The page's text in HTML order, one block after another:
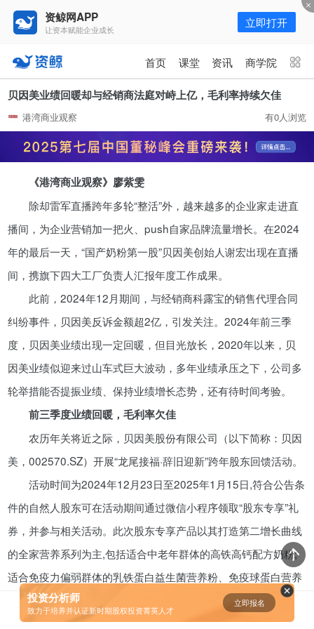
资鲸网APP
让资本赋能企业成长 立即打开
首页 课堂 资讯 商学院
资讯 课堂 直播 商学院
报告 行业峰会
为你推荐
短视频用户规模超2.4亿 商业模式
仍处于探索当中
07-24
跌2300亿，数万股民被血洗
10-18
资鲸精选 | 一分钟简单粗暴秒懂“科
腾讯与马化腾：腾讯五虎是如何分
配股权的
08-01
资鲸精选 | 中国式企业股权融资：
对赌条款全梳理
10-09
资鲸精选 | 又来一头独角兽！全球
排名第一，年营收170亿，业绩增
速堪称疯狂！
10-16
贝因美业绩回暖却与经销商法庭对峙上亿，毛利率持续欠佳
港湾商业观察 有0人浏览
《港湾商业观察》廖紫雯
除却雷军直播跨年多轮“整活”外，越来越多的企业家走进直
播间，为企业营销加一把火、push自家品牌流量增长。在2024
年的最后一天，“国产奶粉第一股”贝因美创始人谢宏出现在直播
间，携旗下四大工厂负责人汇报年度工作成果。
此前，2024年12月期间，与经销商科露宝的销售代理合同
纠纷事件，贝因美反诉金额超2亿，引发关注。2024年前三季
度，贝因美业绩出现一定回暖，但目光放长，2020年以来，贝
因美业绩似迎来过山车式巨大波动，多年业绩承压之下，公司多
轮举措能否提振业绩、保持业绩增长态势，还有待时间考验。
前三季度业绩回暖，毛利率欠佳
农历年关将近之际，贝因美股份有限公司（以下简称：贝因
美，002570.SZ）开展“龙尾接福·辞旧迎新”跨年股东回馈活动。
活动时间为2024年12月23日至2025年1月15日,符合公告条
件的自然人股东可在活动期间通过微信小程序领取“股东专享”礼
券，并参与相关活动。此次股东专享产品以其打造第二增长曲线
的全家营养系列为主,包括适合中老年群体的高铁高钙配方奶粉;
适合免疫力偏弱群体的乳铁蛋白益生菌营养粉、免疫球蛋白营养
奶粉；适合上班族学生党群体的豆奶粉固体饮料及纯奶粉等。
12月30日，有投资者于交流平台询问“微信小店迎来重大更
投资分析师
致力于培养并认证新时期股权投资菁英人才
立即报名